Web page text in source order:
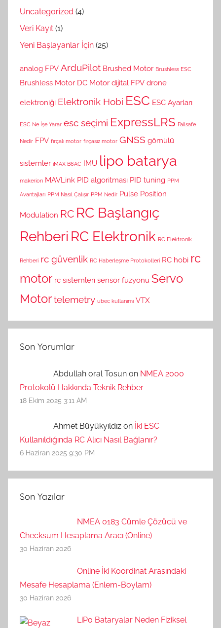
Uncategorized (4)
Veri Kayıt (1)
Yeni Başlayanlar İçin (25)
analog FPV ArduPilot Brushed Motor Brushless ESC
Brushless Motor DC Motor dijital FPV drone
elektroniği Elektronik Hobi ESC ESC Ayarları
ESC Ne İşe Yarar esc seçimi ExpressLRS Failsafe
Nedir FPV fırçalı motor fırçasız motor GNSS gömülü
sistemler iMAX B6AC IMU lipo batarya
makerion MAVLink PID algoritması PID tuning PPM
Avantajları PPM Nasıl Çalışır PPM Nedir Pulse Position
Modulation RC RC Başlangıç
Rehberi RC Elektronik RC Elektronik
Rehberi rc güvenlik RC Haberleşme Protokolleri RC hobi rc
motor rc sistemleri sensör füzyonu Servo
Motortelemetry ubec kullanımı VTX
Son Yorumlar
Abdullah oral Tosun on NMEA 2000
Protokolü Hakkında Teknik Rehber
18 Ekim 2025 3:11 AM
Ahmet Büyükyıldız on İki ESC
Kullanıldığında RC Alıcı Nasıl Bağlanır?
6 Haziran 2025 9:30 PM
Son Yazılar
NMEA 0183 Cümle Çözücü ve
Checksum Hesaplama Aracı (Online)
30 Haziran 2026
Online İki Koordinat Arasındaki
Mesafe Hesaplama (Enlem-Boylam)
30 Haziran 2026
LiPo Bataryalar Neden Fiziksel